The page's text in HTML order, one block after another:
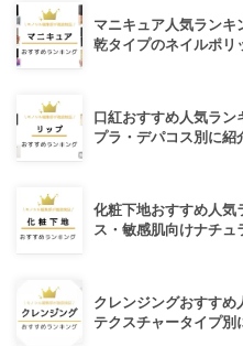
マニキュア人気ラン
乾タイプのネイルポリ
口紅おすすめ人気ラ
プラ・デパコス別に紹
化粧下地おすすめ人気
ス・敏感肌向けナチュ
クレンジングおすす
テクスチャータイプ別